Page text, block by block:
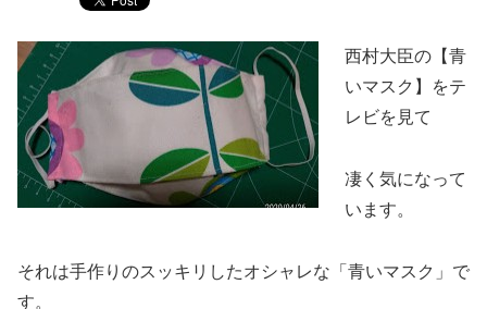
西村大臣の【青
いマスク】をテ
レビを見て
凄く気になって
います。
それは手作りのスッキリしたオシャレな「青いマスク」で
す。